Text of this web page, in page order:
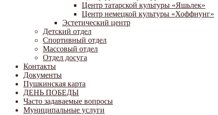
Центр татарской культуры «Яшьлек»
Центр немецкой культуры «Хоффнунг»
Эстетический центр
Детский отдел
Спортивный отдел
Массовый отдел
Отдел досуга
Контакты
Документы
Пушкинская карта
ДЕНЬ ПОБЕДЫ
Часто задаваемые вопросы
Муниципальные услуги